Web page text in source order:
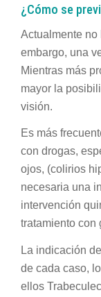
¿Cómo se
Actualmente no
embargo, una
Mientras más
mayor la
visión.
Es más
con drogas,
ojos, (colirios
necesaria una
intervención
tratamiento con
La indicación
de cada caso,
ellos